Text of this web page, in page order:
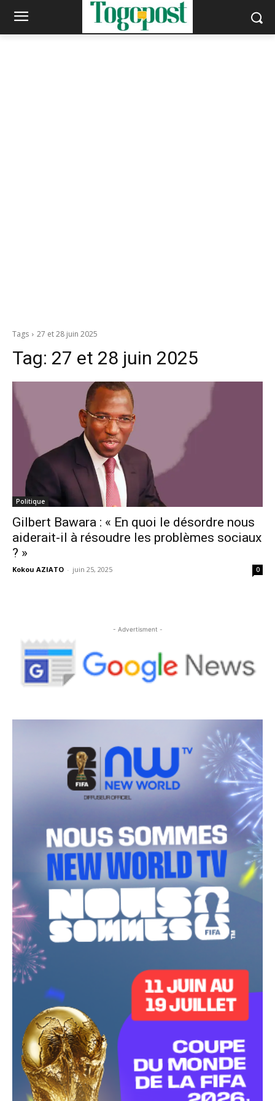
Tags 27 et 28 juin 2025
Tag: 27 et 28 juin 2025
Politique
Gilbert Bawara : « En quoi le désordre nous
aiderait-il à résoudre les problèmes sociaux
? »
Kokou AZIATO - juin 25, 2025 0
- Advertisment -